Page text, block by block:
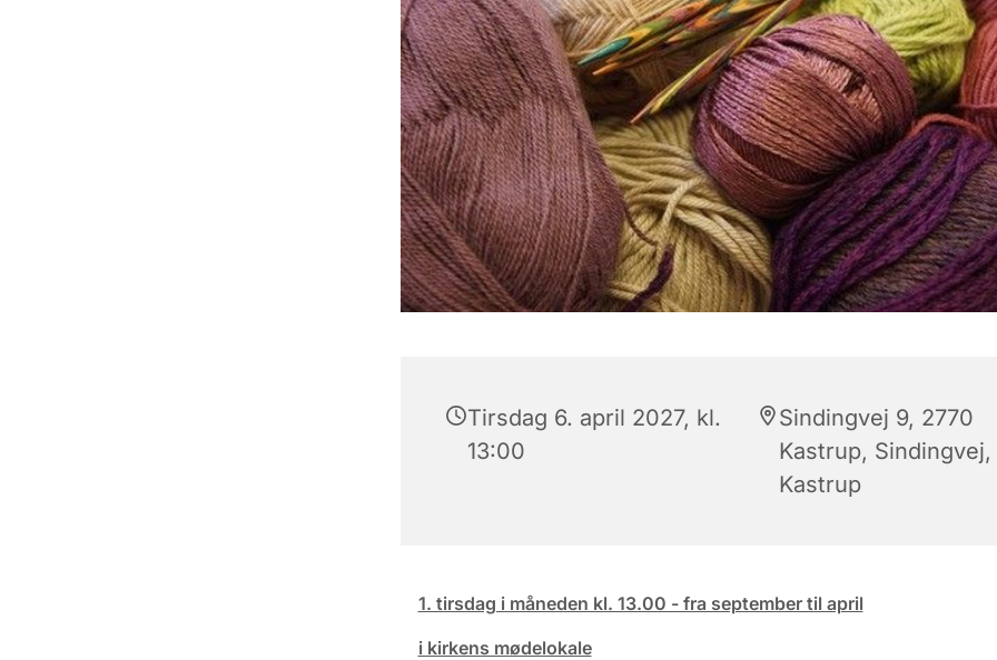
Tirsdag 6. april 2027, kl.
13:00
Sindingvej 9, 2770
Kastrup, Sindingvej,
Kastrup
1. tirsdag i måneden kl. 13.00 - fra september til april
i kirkens mødelokale